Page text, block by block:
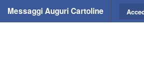
Messaggi Auguri Cartoline